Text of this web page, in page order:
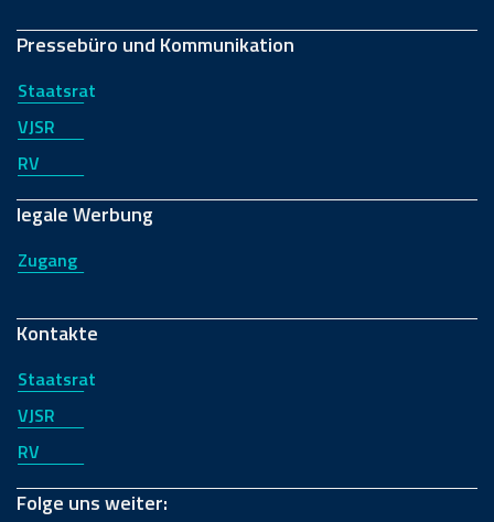
Pressebüro und Kommunikation
Staatsrat
VJSR
RV
legale Werbung
Zugang
Kontakte
Staatsrat
VJSR
RV
Folge uns weiter: